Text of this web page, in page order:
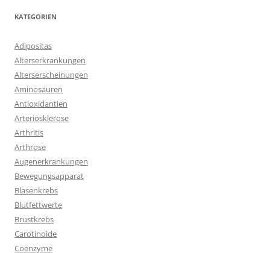
KATEGORIEN
Adipositas
Alterserkrankungen
Alterserscheinungen
Aminosäuren
Antioxidantien
Arteriosklerose
Arthritis
Arthrose
Augenerkrankungen
Bewegungsapparat
Blasenkrebs
Blutfettwerte
Brustkrebs
Carotinoide
Coenzyme